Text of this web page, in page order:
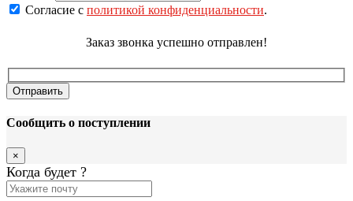
Согласие с политикой конфиденциальности.
Заказ звонка успешно отправлен!
Сообщить о поступлении
×
Когда будет ?